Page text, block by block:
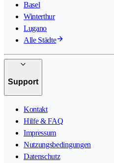
Basel
Winterthur
Lugano
Alle Städte
Support
Kontakt
Hilfe & FAQ
Impressum
Nutzungsbedingungen
Datenschutz